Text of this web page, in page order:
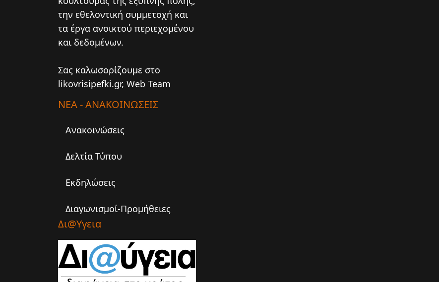
την εθελοντική συμμετοχή και
τα έργα ανοικτού περιεχομένου
και δεδομένων.
Σας καλωσορίζουμε στο
likovrisipefki.gr, Web Team
ΝΕΑ - ΑΝΑΚΟΙΝΩΣΕΙΣ
Ανακοινώσεις
Δελτία Τύπου
Εκδηλώσεις
Διαγωνισμοί-Προμήθειες
Δι@υγεια